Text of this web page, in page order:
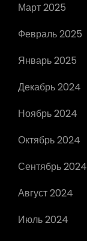
Март 2025
Февраль 2025
Январь 2025
Декабрь 2024
Ноябрь 2024
Октябрь 2024
Сентябрь 2024
Август 2024
Июль 2024